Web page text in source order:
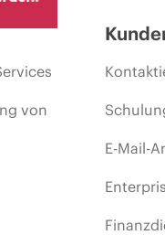
von
E-Mail-